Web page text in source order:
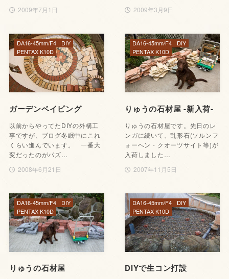
2009年7月1日
2009年3月9日
ガーデンベイピング
以前からやってたDIYの外構工
事ですが、ブログ冬眠中にこれ
くらい進んでいます。 一番大
変だったのがパズ…
2008年6月21日
DA16-45mm/F4
DIY
PENTAX K10D
りゅうの石材屋 -新入荷-
りゅうの石材屋です。先日のレ
ンガに続いて、乱形石(ソルンフ
ォーヘン・クオーツサイト等)が
入荷しました…
2007年11月5日
DA16-45mm/F4
DIY
PENTAX K10D
りゅうの石材屋
DA16-45mm/F4
DIY
PENTAX K10D
DIYで生コン打設
DA16-45mm/F4
DIY
PENTAX K10D